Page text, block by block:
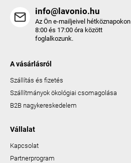
info@lavonio.hu
Az Ön e-mailjeivel hétköznapokon
8:00 és 17:00 óra között
foglalkozunk.
A vásárlásról
Szállítás és fizetés
Szállítmányok ökológiai csomagolása
B2B nagykereskedelem
Vállalat
Kapcsolat
Partnerprogram